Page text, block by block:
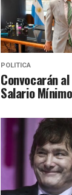
POLITICA
Convocarán
Salario Mínimo